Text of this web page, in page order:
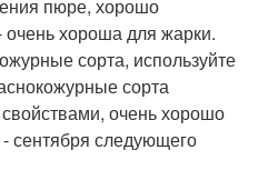
пюре, хорошо
очень хороша для жарки.
сорта, используйте
сорта
очень хорошо
- сентября следующего